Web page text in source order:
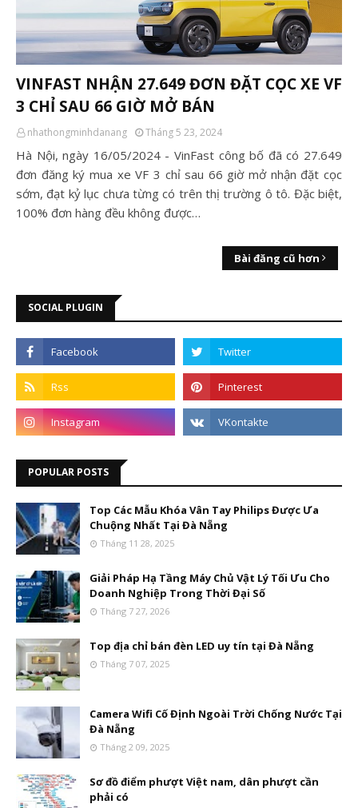
VINFAST NHẬN 27.649 ĐƠN ĐẶT CỌC XE VF
3 CHỈ SAU 66 GIỜ MỞ BÁN
nhathongminhdanang Tháng 5 23, 2024
Hà Nội, ngày 16/05/2024 - VinFast công bố đã có 27.649
đơn đăng ký mua xe VF 3 chỉ sau 66 giờ mở nhận đặt cọc
sớm, đạt kỷ lục chưa từng có trên thị trường ô tô. Đặc biệt,
100% đơn hàng đều không được…
Bài đăng cũ hơn
SOCIAL PLUGIN
POPULAR POSTS
Top Các Mẫu Khóa Vân Tay Philips Được Ưa
Chuộng Nhất Tại Đà Nẵng
Tháng 11 28, 2025
Giải Pháp Hạ Tầng Máy Chủ Vật Lý Tối Ưu Cho
Doanh Nghiệp Trong Thời Đại Số
Tháng 7 27, 2026
Top địa chỉ bán đèn LED uy tín tại Đà Nẵng
Tháng 7 07, 2025
Camera Wifi Cố Định Ngoài Trời Chống Nước Tại
Đà Nẵng
Tháng 2 09, 2025
Sơ đồ điểm phượt Việt nam, dân phượt cần
phải có